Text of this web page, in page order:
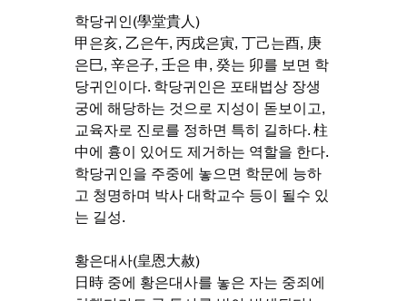
학당귀인(學堂貴人)
甲은亥, 乙은午, 丙戌은寅, 丁己는酉, 庚
은巳, 辛은子, 壬은 申, 癸는 卯를 보면 학
당귀인이다. 학당귀인은 포태법상 장생
궁에 해당하는 것으로 지성이 돋보이고,
교육자로 진로를 정하면 특히 길하다. 柱
中에 흉이 있어도 제거하는 역할을 한다.
학당귀인을 주중에 놓으면 학문에 능하
고 청명하며 박사 대학교수 등이 될수 있
는 길성.
황은대사(皇恩大赦)
日時 중에 황은대사를 놓은 자는 중죄에